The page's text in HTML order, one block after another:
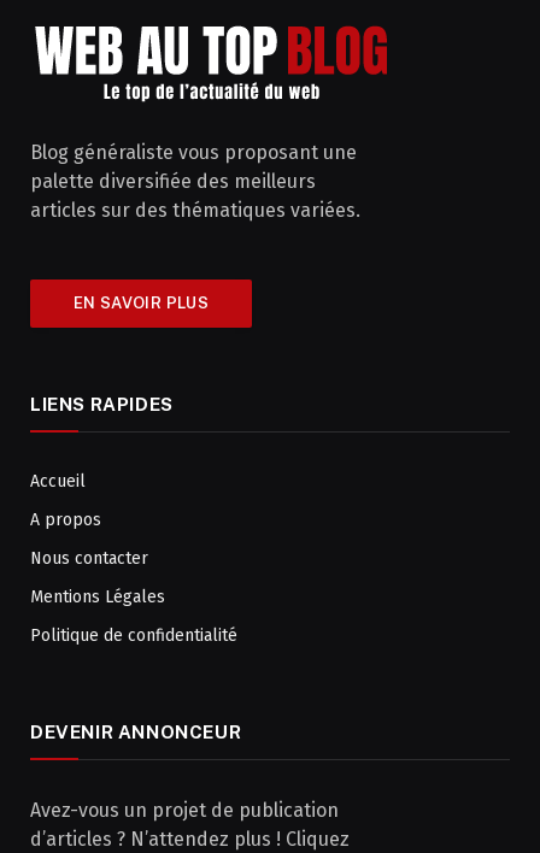
Blog généraliste vous proposant une
palette diversifiée des meilleurs
articles sur des thématiques variées.
EN SAVOIR PLUS
LIENS RAPIDES
Accueil
A propos
Nous contacter
Mentions Légales
Politique de confidentialité
DEVENIR ANNONCEUR
Avez-vous un projet de publication
d’articles ? N’attendez plus ! Cliquez